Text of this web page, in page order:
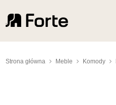
Strona główna Meble Komody